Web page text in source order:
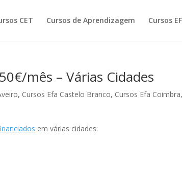
CET Cursos de Aprendizagem Cursos
mês – Várias Cidades
, Cursos Efa Castelo Branco, Cursos Efa Coimbra,
em várias cidades: